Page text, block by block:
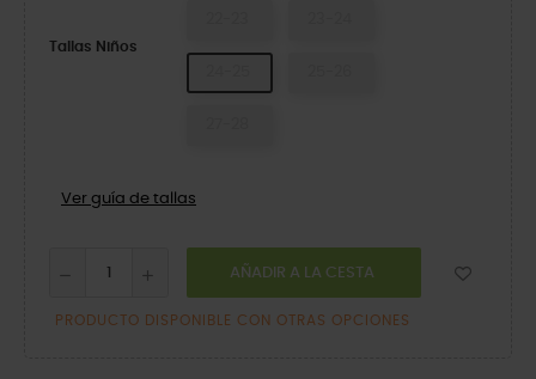
Tallas Niños
Ver guía de tallas
AÑADIR A LA CESTA
PRODUCTO DISPONIBLE CON OTRAS OPCIONES